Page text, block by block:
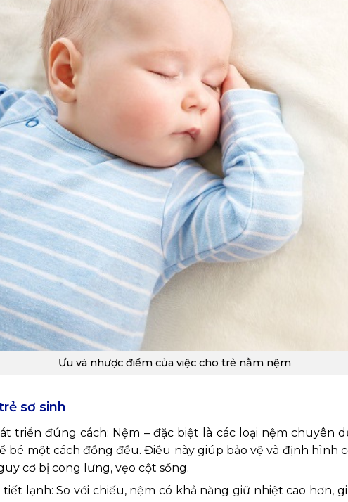
Ưu và nhược điểm của việc cho trẻ nằm nệm
sơ sinh
triển đúng cách: Nệm – đặc biệt là các loại nệm chuyên
bé một cách đồng đều. Điều này giúp bảo vệ và định hình
cơ bị cong lưng, vẹo cột sống.
lạnh: So với chiếu, nệm có khả năng giữ nhiệt cao hơn,